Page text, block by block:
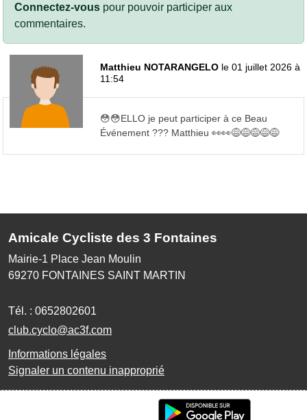
Connectez-vous pour pouvoir participer aux
commentaires.
Matthieu NOTARANGELO le 01 juillet 2026 à
11:54
😳😳ELLO je peut participer à ce Beau
Événement ??? Matthieu 👀👀😅😅😅😅😅
Amicale Cycliste des 3 Fontaines
Mairie-1 Place Jean Moulin
69270 FONTAINES SAINT MARTIN
Tél. : 0652802601
club.cyclo@ac3f.com
Informations légales
Signaler un contenu inapproprié